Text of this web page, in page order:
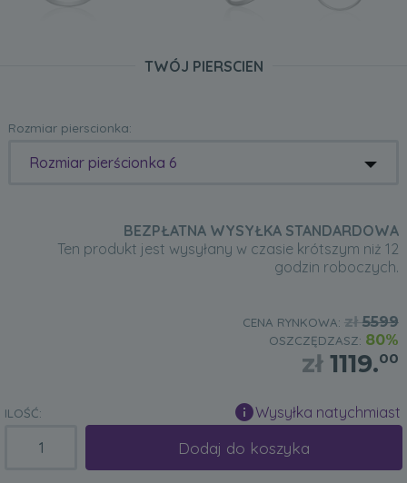
TWÓJ PIERSCIEN
Rozmiar pierscionka:
Rozmiar pierścionka 6
BEZPŁATNA WYSYŁKA STANDARDOWA
Ten produkt jest wysyłany w czasie krótszym niż 12
godzin roboczych.
CENA RYNKOWA: zł5599
OSZCZĘDZASZ: 80%
zł 1119.00
ILOŚĆ: Wysyłka natychmiast
Dodaj do koszyka